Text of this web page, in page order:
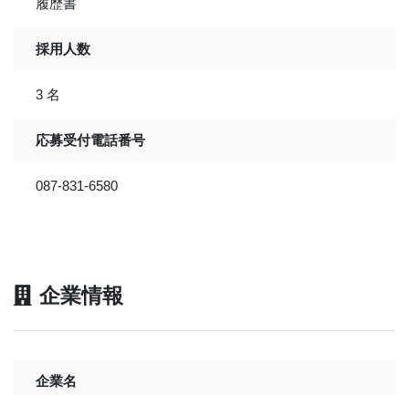
履歴書
採用人数
3 名
応募受付電話番号
087-831-6580
企業情報
企業名